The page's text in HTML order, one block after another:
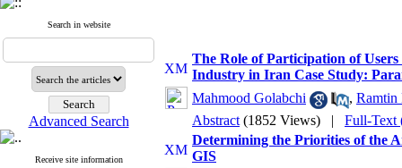
Search in website
Advanced Search
Receive site information
The Role of Participation of
Industry in Iran Case Study:
Mahmood Golabchi
, Ramtin
Abstract (1852 Views) | Full-Text
Determining the Priorities of the
GIS